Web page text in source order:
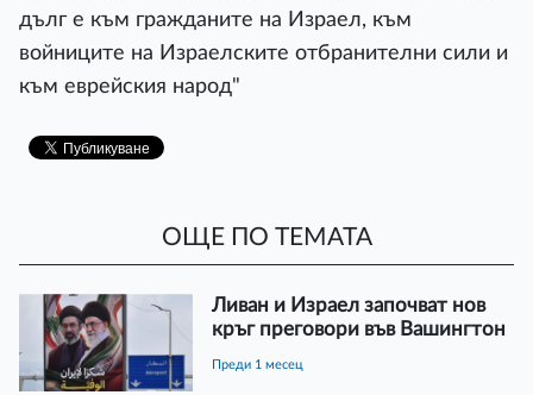
дълг е към гражданите на Израел, към
войниците на Израелските отбранителни сили и
към еврейския народ"
ОЩЕ ПО ТЕМАТА
Ливан и Израел започват нов
кръг преговори във Вашингтон
преди 1 месец